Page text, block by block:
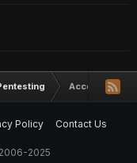
Access Point
Policy
Contact Us
2025